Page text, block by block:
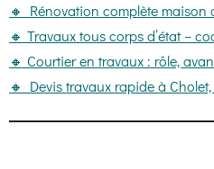
🔸 Rénovation complète maison
🔸 Travaux tous corps d’état –
🔸 Courtier en travaux : rôle,
🔸 Devis travaux rapide à